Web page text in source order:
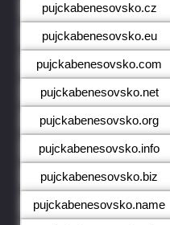
pujckabenesovsko.cz
pujckabenesovsko.eu
pujckabenesovsko.com
pujckabenesovsko.net
pujckabenesovsko.org
pujckabenesovsko.info
pujckabenesovsko.biz
pujckabenesovsko.name